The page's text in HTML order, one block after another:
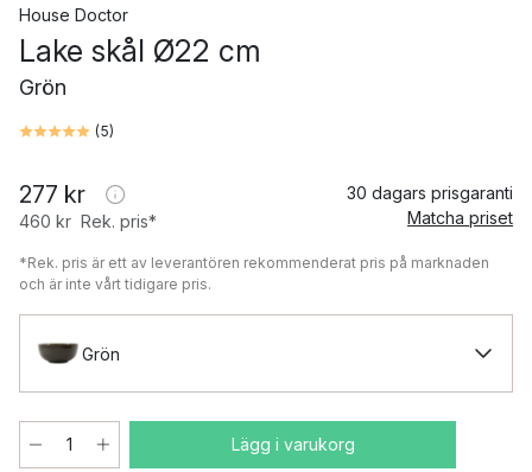
House Doctor
Lake skål Ø22 cm
Grön
(5)
277 kr
460 kr Rek. pris*
30 dagars prisgaranti
Matcha priset
*Rek. pris är ett av leverantören rekommenderat pris på marknaden
och är inte vårt tidigare pris.
Grön
Lägg i varukorg